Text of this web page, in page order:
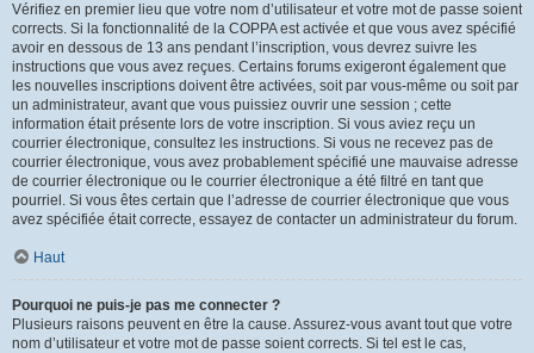
Vérifiez en premier lieu que votre nom d’utilisateur et votre mot de passe soient
corrects. Si la fonctionnalité de la COPPA est activée et que vous avez spécifié
avoir en dessous de 13 ans pendant l’inscription, vous devrez suivre les
instructions que vous avez reçues. Certains forums exigeront également que
les nouvelles inscriptions doivent être activées, soit par vous-même ou soit par
un administrateur, avant que vous puissiez ouvrir une session ; cette
information était présente lors de votre inscription. Si vous aviez reçu un
courrier électronique, consultez les instructions. Si vous ne recevez pas de
courrier électronique, vous avez probablement spécifié une mauvaise adresse
de courrier électronique ou le courrier électronique a été filtré en tant que
pourriel. Si vous êtes certain que l’adresse de courrier électronique que vous
avez spécifiée était correcte, essayez de contacter un administrateur du forum.
Haut
Pourquoi ne puis-je pas me connecter ?
Plusieurs raisons peuvent en être la cause. Assurez-vous avant tout que votre
nom d’utilisateur et votre mot de passe soient corrects. Si tel est le cas,